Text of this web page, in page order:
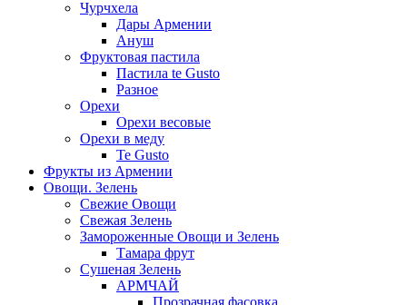
Чурчхела
Дары Армении
Ануш
Фруктовая пастила
Пастила te Gusto
Разное
Орехи
Орехи весовые
Орехи в меду
Te Gusto
Фрукты из Армении
Овощи. Зелень
Свежие Овощи
Свежая Зелень
Замороженные Овощи и Зелень
Тамара фрут
Сушеная Зелень
АРМЧАЙ
Прозрачная фасовка